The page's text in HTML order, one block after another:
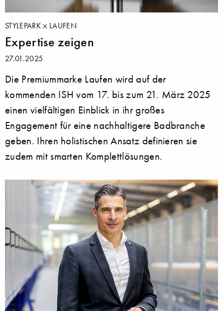
STYLEPARK LAUFEN
Expertise zeigen
27.01.2025
Die Premiummarke Laufen wird auf der
kommenden ISH vom 17. bis zum 21. März 2025
einen vielfältigen Einblick in ihr großes
Engagement für eine nachhaltigere Badbranche
geben. Ihren holistischen Ansatz definieren sie
zudem mit smarten Komplettlösungen.